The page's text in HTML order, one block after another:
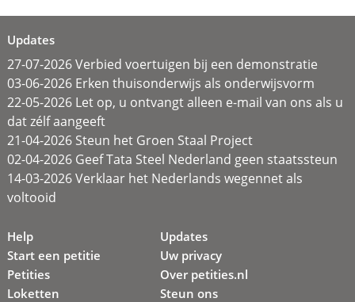
Updates
27-07-2026 Verbied voertuigen bij een demonstratie
03-06-2026 Erken thuisonderwijs als onderwijsvorm
22-05-2026 Let op, u ontvangt alleen e-mail van ons als u
dat zélf aangeeft
21-04-2026 Steun het Groen Staal Project
02-04-2026 Geef Tata Steel Nederland geen staatssteun
14-03-2026 Verklaar het Nederlands wegennet als
voltooid
Help
Start een petitie
Petities
Loketten
Updates
Uw privacy
Over petities.nl
Steun ons